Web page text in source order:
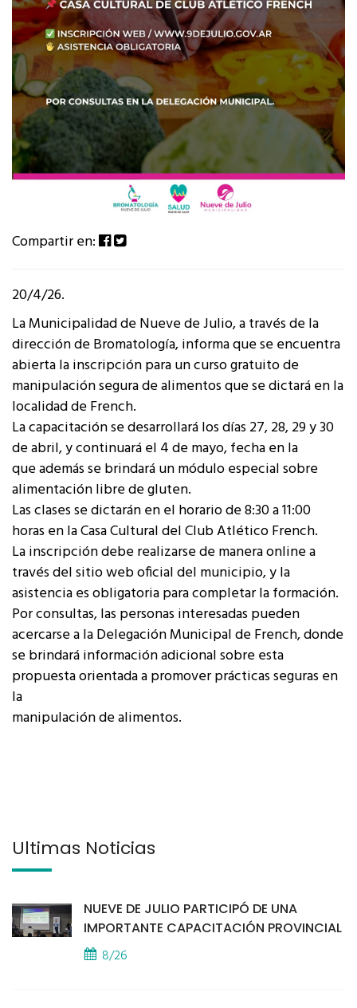
Compartir en:
20/4/26.
La Municipalidad de Nueve de Julio, a través de la
dirección de Bromatología, informa que se encuentra
abierta la inscripción para un curso gratuito de
manipulación segura de alimentos que se dictará en la
localidad de French.
La capacitación se desarrollará los días 27, 28, 29 y 30
de abril, y continuará el 4 de mayo, fecha en la
que además se brindará un módulo especial sobre
alimentación libre de gluten.
Las clases se dictarán en el horario de 8:30 a 11:00
horas en la Casa Cultural del Club Atlético French.
La inscripción debe realizarse de manera online a
través del sitio web oficial del municipio, y la
asistencia es obligatoria para completar la formación.
Por consultas, las personas interesadas pueden
acercarse a la Delegación Municipal de French, donde
se brindará información adicional sobre esta
propuesta orientada a promover prácticas seguras en
la
manipulación de alimentos.
Últimas Noticias
NUEVE DE JULIO PARTICIPÓ DE UNA
IMPORTANTE CAPACITACIÓN PROVINCIAL
8/26